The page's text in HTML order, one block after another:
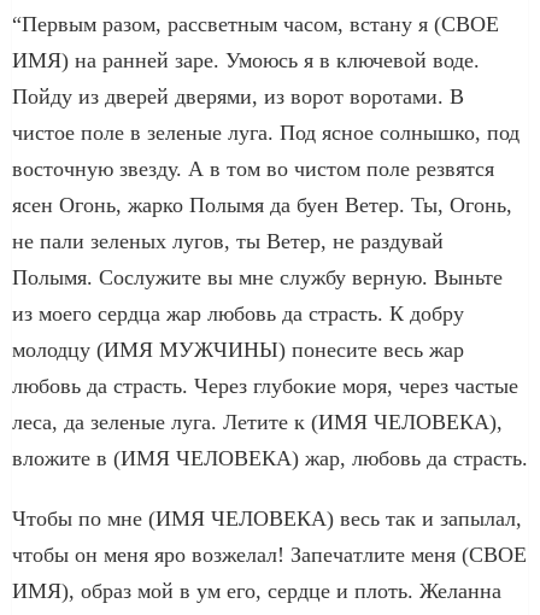
“Первым разом, рассветным часом, встану я (СВОЕ
ИМЯ) на ранней заре. Умоюсь я в ключевой воде.
Пойду из дверей дверями, из ворот воротами. В
чистое поле в зеленые луга. Под ясное солнышко, под
восточную звезду. А в том во чистом поле резвятся
ясен Огонь, жарко Полымя да буен Ветер. Ты, Огонь,
не пали зеленых лугов, ты Ветер, не раздувай
Полымя. Сослужите вы мне службу верную. Выньте
из моего сердца жар любовь да страсть. К добру
молодцу (ИМЯ МУЖЧИНЫ) понесите весь жар
любовь да страсть. Через глубокие моря, через частые
леса, да зеленые луга. Летите к (ИМЯ ЧЕЛОВЕКА),
вложите в (ИМЯ ЧЕЛОВЕКА) жар, любовь да страсть.
Чтобы по мне (ИМЯ ЧЕЛОВЕКА) весь так и запылал,
чтобы он меня яро возжелал! Запечатлите меня (СВОЕ
ИМЯ), образ мой в ум его, сердце и плоть. Желанна